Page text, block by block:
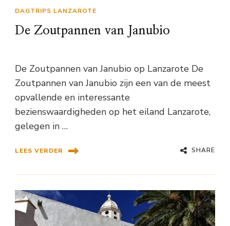
DAGTRIPS LANZAROTE
De Zoutpannen van Janubio
De Zoutpannen van Janubio op Lanzarote De
Zoutpannen van Janubio zijn een van de meest
opvallende en interessante
bezienswaardigheden op het eiland Lanzarote,
gelegen in …
LEES VERDER SHARE